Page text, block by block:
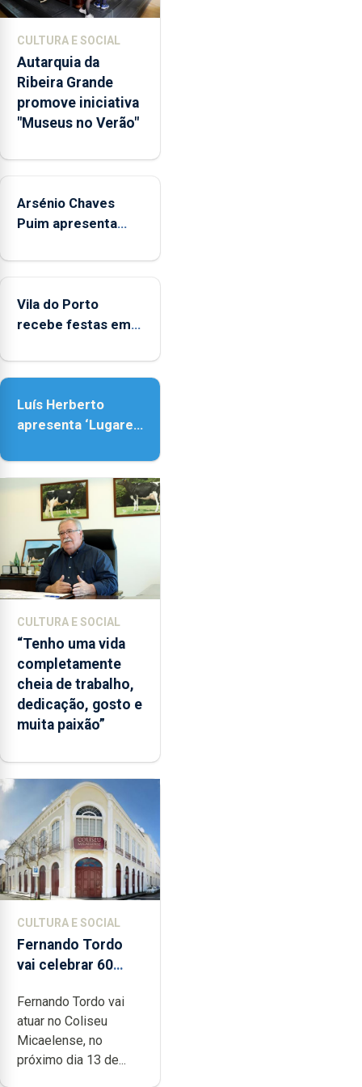
ano
e
o
maior
número
de
em
anos
exceto
a
Universidade
dos
disponibiliza
665
vagas
tem
novas
ofertas:
licenciatura
em
Biotecnologia
e
mestrado
em
Comunicação
de
Ciência.
CULTURA E SOCIAL
Autarquia da
Ribeira Grande
promove iniciativa
"Museus no Verão"
Arsénio Chaves
Puim apresenta
de Vila do Porto
Vila do Porto
recebe festas em
Senhora da
Luís Herberto
apresenta ‘Lugares
CULTURA E SOCIAL
“Tenho uma vida
completamente
cheia de trabalho,
dedicação, gosto e
muita paixão”
CULTURA E SOCIAL
Fernando Tordo
vai celebrar 60
Coliseu
Micaelense
Fernando Tordo vai
atuar no Coliseu
Micaelense, no
próximo dia 13 de...